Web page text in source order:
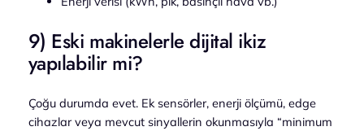
9) Eski makinelerle dijital ikiz
yapılabilir mi?
Çoğu durumda evet. Ek sensörler, enerji ölçümü, edge
cihazlar veya mevcut sinyallerin okunmasıyla “minimum